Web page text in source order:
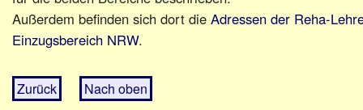
Außerdem befinden sich dort die Adressen der Reha-
Einzugsbereich NRW.
Zurück Nach oben